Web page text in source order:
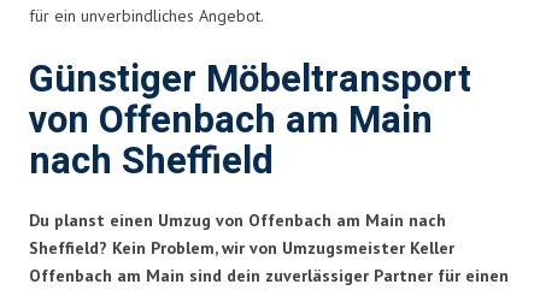
für ein unverbindliches Angebot.
Günstiger Möbeltransport
von Offenbach am Main
nach Sheffield
Du planst einen Umzug von Offenbach am Main nach
Sheffield? Kein Problem, wir von Umzugsmeister Keller
Offenbach am Main sind dein zuverlässiger Partner für einen